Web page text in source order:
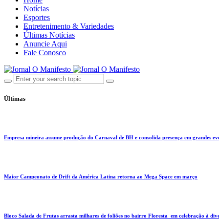
Notícias
Esportes
Entretenimento & Variedades
Últimas Notícias
Anuncie Aqui
Fale Conosco
Últimas
Empresa mineira assume produção do Carnaval de BH e consolida presença em grandes
Maior Campeonato de Drift da América Latina retorna ao Mega Space em março
Bloco Salada de Frutas arrasta milhares de foliões no bairro Floresta em celebração à